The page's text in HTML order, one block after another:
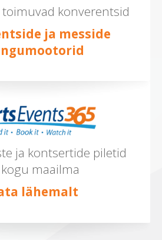
konverentsid
ja messide
ja kontsertide piletid
maailma
lähemalt